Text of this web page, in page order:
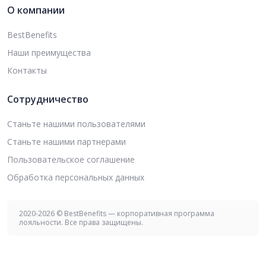
О компании
BestBenefits
Наши преимущества
Контакты
Сотрудничество
Станьте нашими пользователями
Станьте нашими партнерами
Пользовательское соглашение
Обработка персональных данных
2020-2026 © BestBenefits — корпоративная программа
лояльности. Все права защищены.